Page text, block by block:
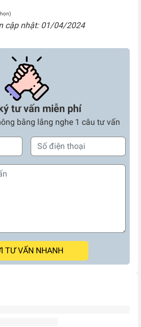
cập nhật: 01/04/2024
tư vấn miễn phí
bằng lắng nghe 1 câu tư vấn
TƯ VẤN NHANH